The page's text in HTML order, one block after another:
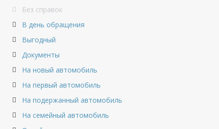
Без справок
В день обращения
Выгодный
Документы
На новый автомобиль
На первый автомобиль
На подержанный автомобиль
На семейный автомобиль